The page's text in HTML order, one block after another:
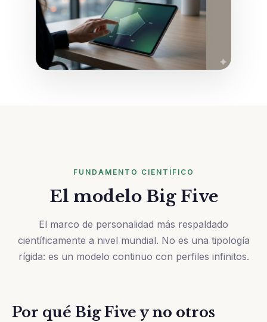
FUNDAMENTO CIENTÍFICO
El modelo Big Five
El marco de personalidad más respaldado
científicamente a nivel mundial. No es una tipología
rígida: es un modelo continuo con perfiles infinitos.
Por qué Big Five y no otros